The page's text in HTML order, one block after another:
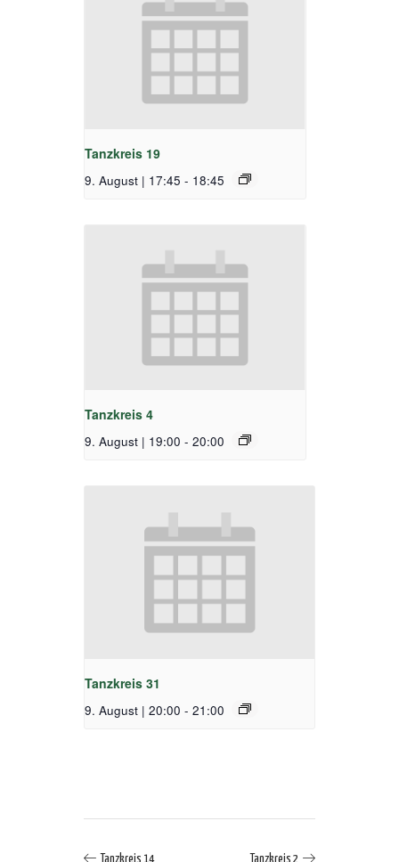
Tanzkreis 19
9. August | 17:45 - 18:45
Tanzkreis 4
9. August | 19:00 - 20:00
Tanzkreis 31
9. August | 20:00 - 21:00
Tanzkreis 14 Tanzkreis 2